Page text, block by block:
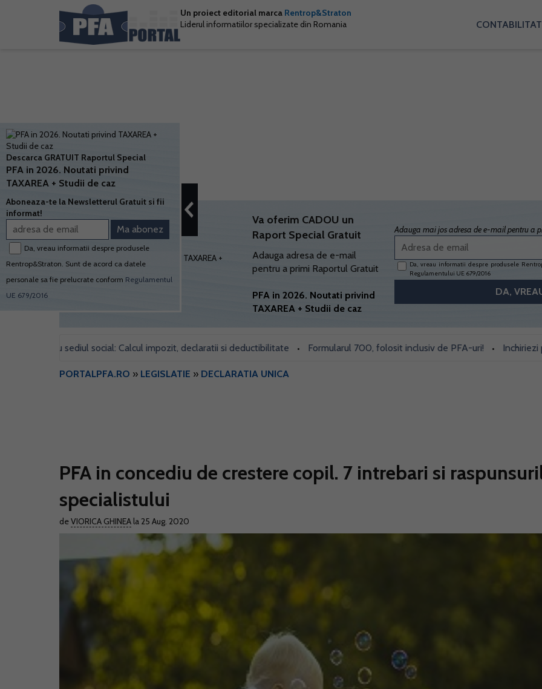
Un proiect editorial marca Rentrop&Straton
Liderul informatiilor specializate din Romania
Va oferim CADOU un
Raport Special Gratuit
Adauga adresa de e-mail
pentru a primi Raportul Gratuit
PFA in 2026. Noutati privind
TAXAREA + Studii de caz
Adauga mai jos adresa de e-mail pentru a
Da, vreau informatii despre produsele
Regulamentului UE 679/2016
pentru sediul social: Calcul impozit, declaratii si deductibilitate • Formularul 700, folosit inclusiv de PFA-uri! • Inchiriezi prin
PORTALPFA.RO » LEGISLATIE » DECLARATIA UNICA
PFA in concediu de crestere copil. 7 intrebari si
specialistului
deVIORICA GHINEA la 25 Aug. 2020
Descarca GRATUIT Raportul Special
PFA in 2026. Noutati privind
TAXAREA + Studii de caz
Aboneaza-te la Newsletterul Gratuit si fii
informat!
Da, vreau informatii despre produsele
Rentrop&Straton. Sunt de acord ca datele
personale sa fie prelucrate conform Regulamentul
UE 679/2016